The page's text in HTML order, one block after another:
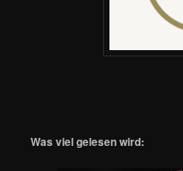
Was viel gelesen wird: